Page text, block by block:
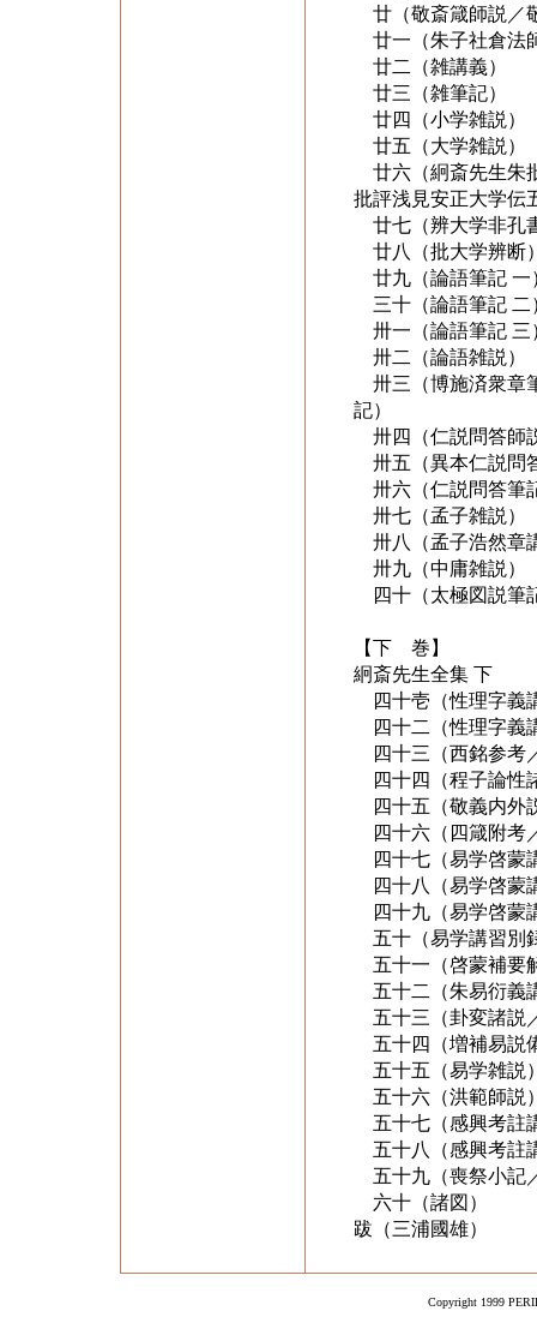
廿（敬斎箴師説／
廿一（朱子社倉法
廿二（雑講義）
廿三（雑筆記）
廿四（小学雑説）
廿五（大学雑説）
廿六（絅斎先生朱
批評浅見安正大学伝
廿七（辨大学非孔
廿八（批大学辨断
廿九（論語筆記 一
三十（論語筆記 二
卅一（論語筆記 三
卅二（論語雑説）
卅三（博施済衆章
記）
卅四（仁説問答師
卅五（異本仁説問
卅六（仁説問答筆
卅七（孟子雑説）
卅八（孟子浩然章
卅九（中庸雑説）
四十（太極図説筆
【下 巻】
絅斎先生全集 下
四十壱（性理字義
四十二（性理字義
四十三（西銘参考
四十四（程子論性
四十五（敬義内外
四十六（四箴附考
四十七（易学啓蒙
四十八（易学啓蒙
四十九（易学啓蒙
五十（易学講習別
五十一（啓蒙補要
五十二（朱易衍義
五十三（卦変諸説
五十四（増補易説
五十五（易学雑説
五十六（洪範師説
五十七（感興考註
五十八（感興考註
五十九（喪祭小記
六十（諸図）
跋（三浦國雄）
Copyright 1999